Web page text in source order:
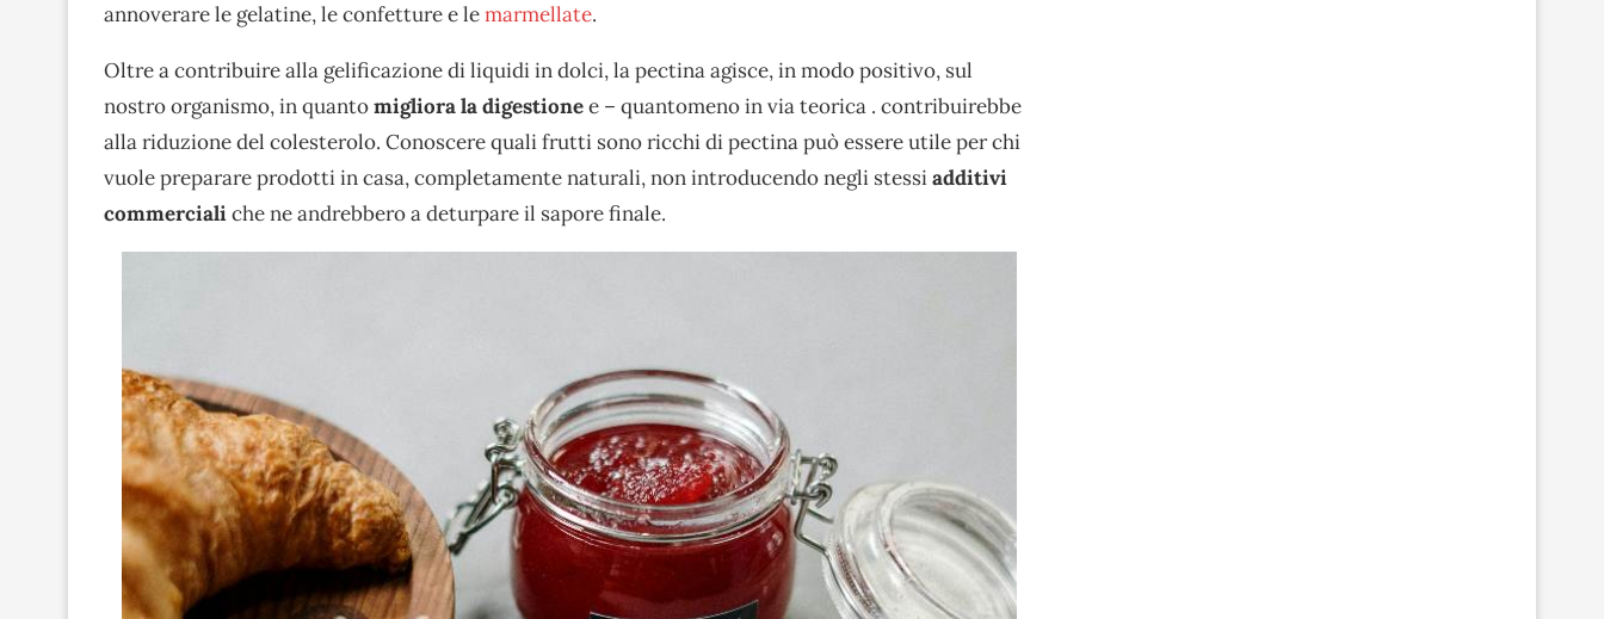
annoverare le gelatine, le confetture e lemarmellate.
Oltre a contribuire alla gelificazione di liquidi in dolci, la pectina agisce, in modo positivo, sul
nostro organismo, in quantomigliora la digestionee – quantomeno in via teorica . contribuirebbe
alla riduzione del colesterolo. Conoscere quali frutti sono ricchi di pectina può essere utile per chi
vuole preparare prodotti in casa, completamente naturali, non introducendo negli stessiadditivi
commercialiche ne andrebbero a deturpare il sapore finale.